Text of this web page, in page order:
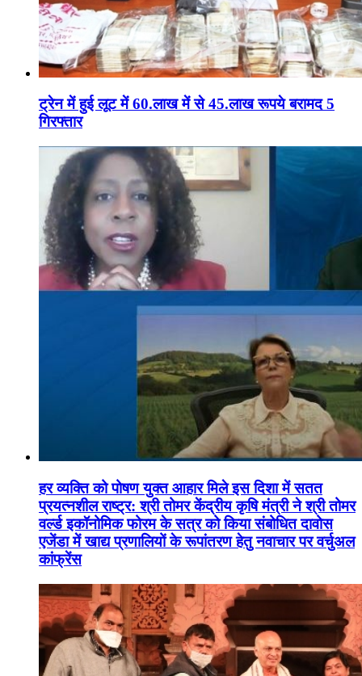
ट्रेन में हुई लूट में 60.लाख में से 45.लाख रूपये बरामद 5
गिरफ्तार
हर व्यक्ति को पोषण युक्त आहार मिले इस दिशा में सतत
प्रयत्नशील राष्ट्र: श्री तोमर केंद्रीय कृषि मंत्री ने श्री तोमर
वर्ल्ड इकॉनोमिक फोरम के सत्र को किया संबोधित दावोस
एजेंडा में खाद्य प्रणालियों के रूपांतरण हेतु नवाचार पर वर्चुअल
कांफ्रेंस